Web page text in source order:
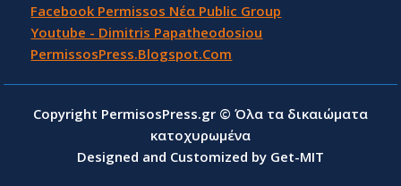
Facebook Permissos Νέα Public Group
Youtube - Dimitris Papatheodosiou
PermissosPress.Blogspot.Com
Copyright PermisosPress.gr © Όλα τα δικαιώματα
κατοχυρωμένα
Designed and Customized by Get-MIT